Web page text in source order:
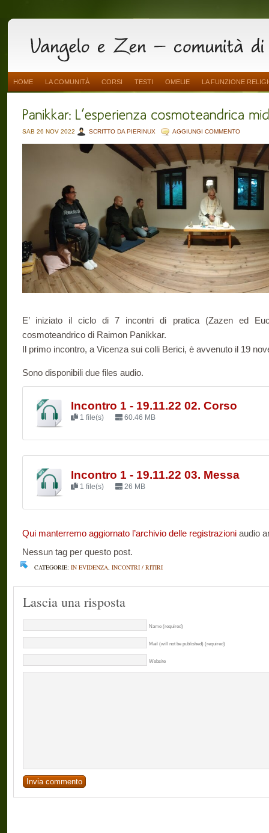
HOME LA COMUNITÀ CORSI TESTI OMELIE LA FUNZIONE
SAB 26 NOV 2022 SCRITTO DA PIERINUX AGGIUNGI COMMENTO
E’ iniziato il ciclo di 7 incontri di pratica (Zazen ed
cosmoteandrico di Raimon Panikkar.
Il primo incontro, a Vicenza sui colli Berici, è avvenuto il 19
Sono disponibili due files audio.
Incontro 1 - 19.11.22 02. Corso
1 file(s) 60.46 MB
Incontro 1 - 19.11.22 03. Messa
1 file(s) 26 MB
Qui manterremo aggiornato l’archivio delle registrazioni audio
Nessun tag per questo post.
CATEGORIE: IN EVIDENZA, INCONTRI / RITIRI
Lascia una risposta
Name (required)
Mail (will not be published) (required)
Website